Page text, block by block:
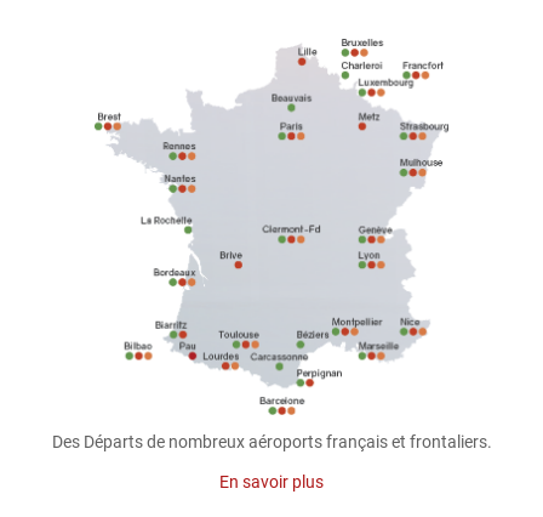
Des Départs de nombreux aéroports français et frontaliers.
En savoir plus